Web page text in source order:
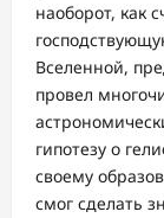
наоборот, как
Вселенной,
провел
гипотезу о
своему
смог сделать